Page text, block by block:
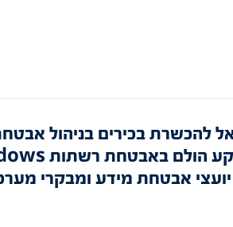
אבטחת מידע ומבקרי